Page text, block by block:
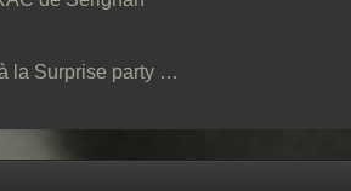
la Surprise party …